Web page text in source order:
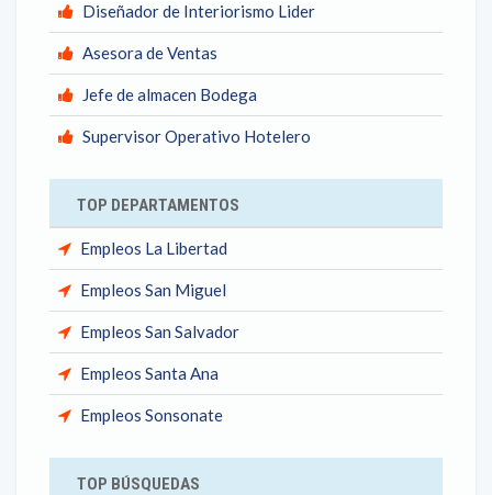
Diseñador de Interiorismo Lider
Asesora de Ventas
Jefe de almacen Bodega
Supervisor Operativo Hotelero
TOP DEPARTAMENTOS
Empleos La Libertad
Empleos San Miguel
Empleos San Salvador
Empleos Santa Ana
Empleos Sonsonate
TOP BÚSQUEDAS